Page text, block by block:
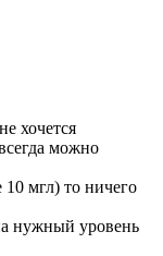
хочется
можно
10 мгл) то ничего
нужный уровень